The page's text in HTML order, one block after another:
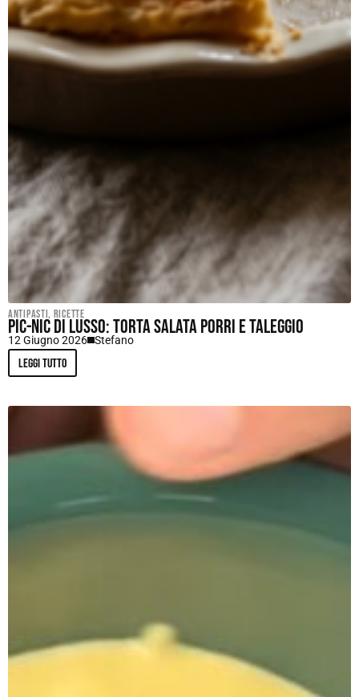
Antipasti, Ricette
Pic-nic di lusso: torta salata porri e taleggio
12 Giugno 2026 Stefano
Leggi tutto